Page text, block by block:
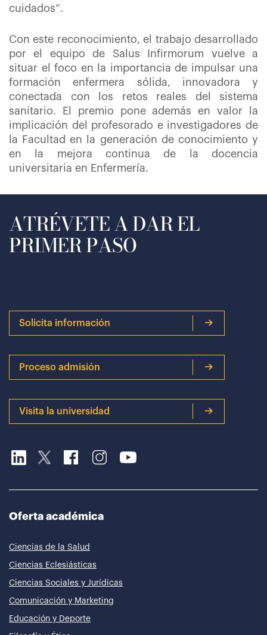
cuidados”.
Con este reconocimiento, el trabajo desarrollado
por el equipo de Salus Infirmorum vuelve a
situar el foco en la importancia de impulsar una
formación enfermera sólida, innovadora y
conectada con los retos reales del sistema
sanitario. El premio pone además en valor la
implicación del profesorado e investigadores de
la Facultad en la generación de conocimiento y
en la mejora continua de la docencia
universitaria en Enfermería.
ATRÉVETE A DAR EL
PRIMER PASO
Solicita información
Proceso admisión
Visita la universidad
Oferta académica
Ciencias de la Salud
Ciencias Eclesiásticas
Ciencias Sociales y Jurídicas
Comunicación y Marketing
Educación y Deporte